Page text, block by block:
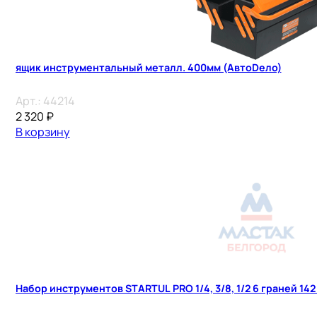
ящик инструментальный металл. 400мм (АвтоDело)
Арт.: 44214
2 320 ₽
В корзину
Набор инструментов STARTUL PRO 1/4, 3/8, 1/2 6 граней